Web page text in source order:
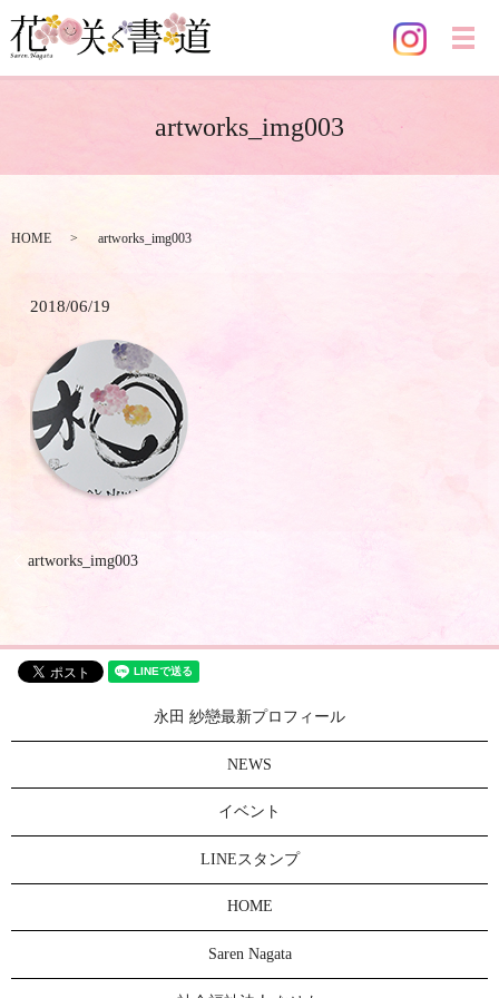
メ
artworks_img003
HOME artworks_img003
2018/06/19
artworks_img003
永田 紗戀最新プロフィール
NEWS
イベント
LINEスタンプ
HOME
Saren Nagata